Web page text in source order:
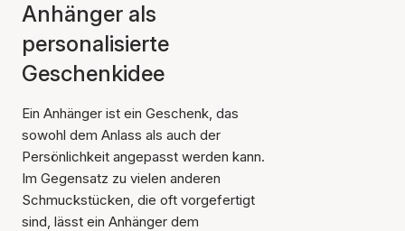
Anhänger als
personalisierte
Geschenkidee
Ein Anhänger ist ein Geschenk, das
sowohl dem Anlass als auch der
Persönlichkeit angepasst werden kann.
Im Gegensatz zu vielen anderen
Schmuckstücken, die oft vorgefertigt
sind, lässt ein Anhänger dem